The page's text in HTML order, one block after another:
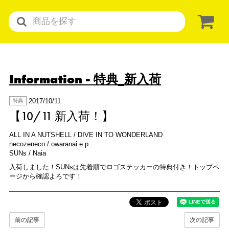
Information - 特典_新入荷
特典 2017/10/11
【10/11 新入荷！】
ALL IN A NUTSHELL / DIVE IN TO WONDERLAND
necozeneco / owaranai e.p
SUNs / Naia
入荷しました！SUNsは先着順でロゴステッカーの特典付き！トップペ
ージから確認よろです！
次の記事
前の記事